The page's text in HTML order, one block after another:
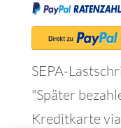
SEPA-
"Später
Kreditkarte via